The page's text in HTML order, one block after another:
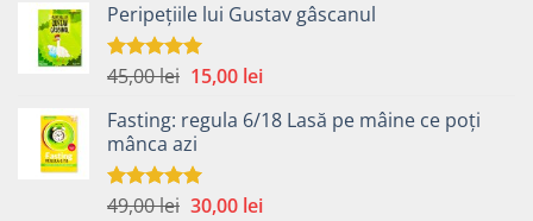
a
fost:
59,00 lei.
este:
Peripețiile lui Gustav gâscanul
Evaluat la
45,00lei Prețul
a
fost:
45,00 lei.
15,00 leiPrețul
este:
Fasting: regula 6/18 Lasă pe mâine ce poți
mânca azi
Evaluat la
49,00lei Prețul
30,00 leiPrețul